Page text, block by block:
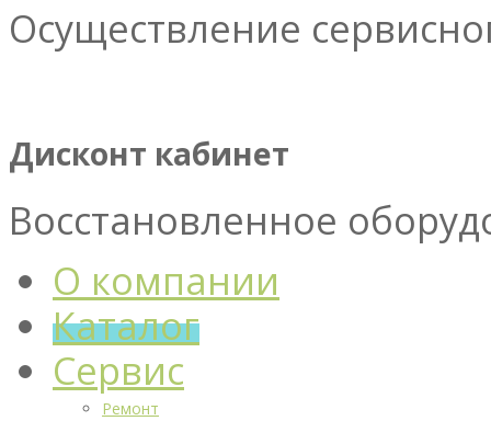
Осуществление
Дисконт кабинет
Восстановленное
О компании
Каталог
Сервис
Ремонт